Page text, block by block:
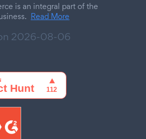
is an integral part of the
Read More
2026-08-06